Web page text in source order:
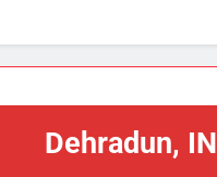
Dehradun, IN